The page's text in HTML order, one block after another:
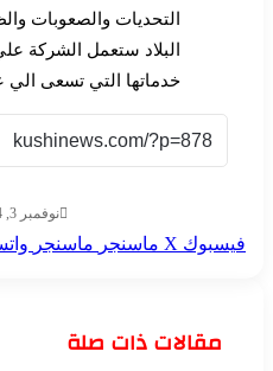
التحديات والصعوبات
البلاد ستعمل الشركة
خدماتها التي تسعى الي
نوفمبر 3, 2024
فيسبوك ‫X ماسنجر ماسنجر
مقالات ذات صلة